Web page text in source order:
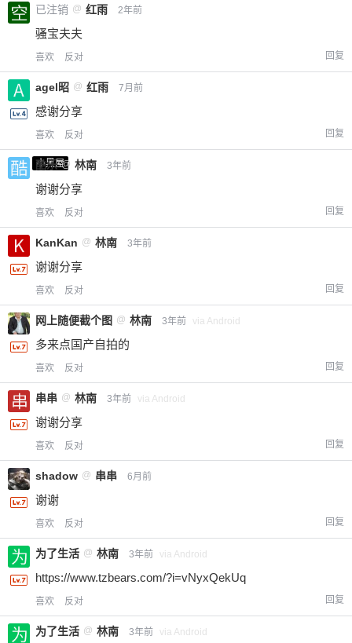
已注销 @ 红雨 2年前
骚宝夫夫
喜欢 反对 回复
agel昭 @ 红雨 7月前
感谢分享
喜欢 反对 回复
小黑屋
酷乐 @ 林南 3年前
谢谢分享
喜欢 反对 回复
KanKan @ 林南 3年前
谢谢分享
喜欢 反对 回复
网上随便截个图 @ 林南 3年前 via Android
多来点国产自拍的
喜欢 反对 回复
串串 @ 林南 3年前 via Android
谢谢分享
喜欢 反对 回复
shadow @ 串串 6月前
谢谢
喜欢 反对 回复
为了生活 @ 林南 3年前 via Android
https://www.tzbears.com/?i=vNyxQekUq
喜欢 反对 回复
为了生活 @ 林南 3年前 via Android